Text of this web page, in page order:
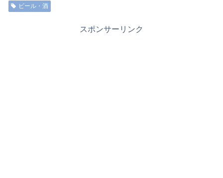
ビール・酒
スポンサーリンク